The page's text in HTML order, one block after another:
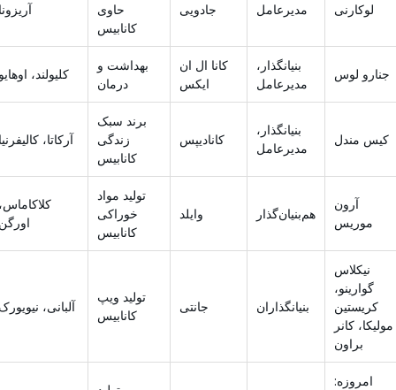
لوکارنی
مدیرعامل
جادویی
حاوی
کانابیس
جنارو لوس
بنیانگذار،
مدیرعامل
کانا ال ان
ایکس
بهداشت و
درمان
کلیولند،
کیس مندل
بنیانگذار،
مدیرعامل
کانادیپس
برند سبک
زندگی
کانابیس
آرکاتا،
آرون
موریس
هم‌بنیان‌گذار وایلد
تولید مواد
خوراکی
کانابیس
نیکلاس
گوارینو،
کریستین
مولیکا، کانر
براون
بنیانگذاران جانتی
تولید ویپ
کانابیس
آلبانی،
امروزه: